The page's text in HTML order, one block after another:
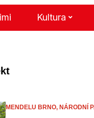
Kultura
MENDELU BRNO, NÁRODNÍ